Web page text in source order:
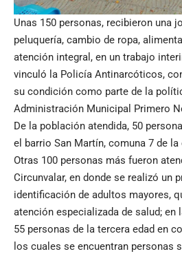
Unas 150 personas, recibieron una
peluquería, cambio de ropa,
atención integral, en un trabajo
vinculó la Policía Antinarcóticos,
su condición como parte de la
Administración Municipal Primero
De la población atendida, 50
el barrio San Martín, comuna 7 de la
Otras 100 personas más fueron
Circunvalar, en donde se realizó un
identificación de adultos mayores,
atención especializada de salud;
55 personas de la tercera edad en
los cuales se encuentran personas